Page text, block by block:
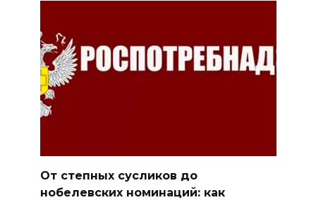
От степных сусликов до
нобелевских номинаций: как